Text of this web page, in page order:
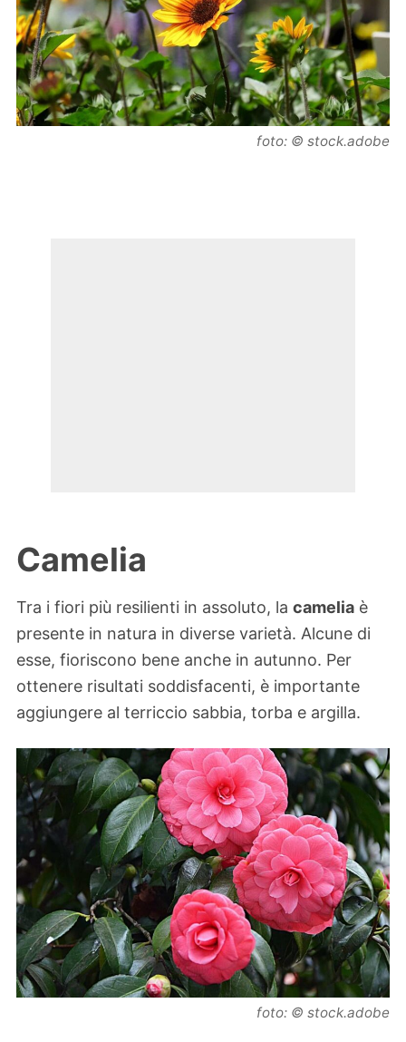
foto: © stock.adobe
Camelia
Tra i fiori più resilienti in assoluto, la camelia è
presente in natura in diverse varietà. Alcune di
esse, fioriscono bene anche in autunno. Per
ottenere risultati soddisfacenti, è importante
aggiungere al terriccio sabbia, torba e argilla.
foto: © stock.adobe